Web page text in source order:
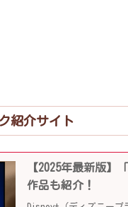
紹介サイト
【2025年最新版】
作品も紹介！